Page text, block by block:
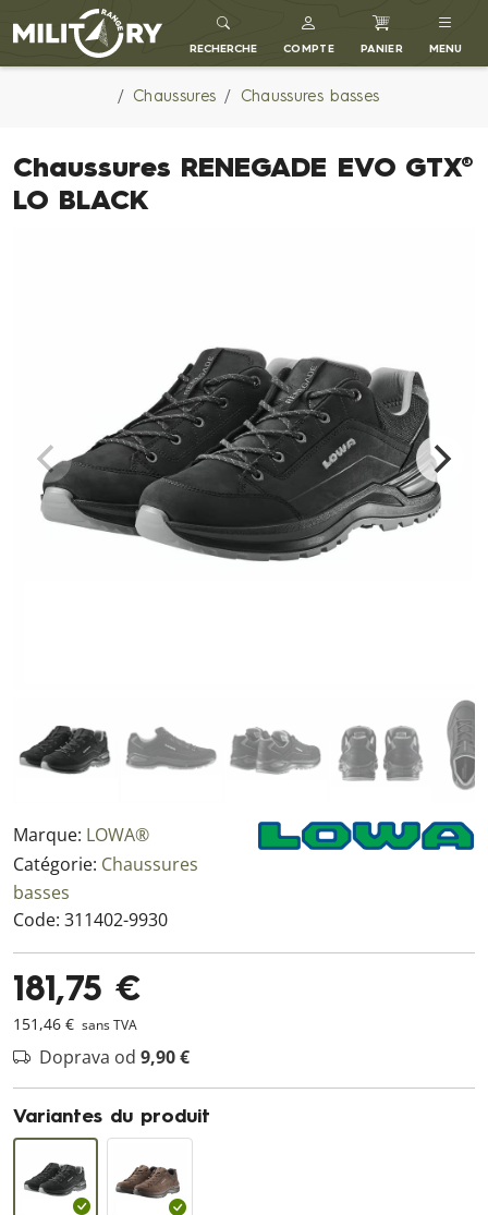
MILITARY RANGE FR
RECHERCHE COMPTE PANIER MENU
Chaussures Chaussures basses
Chaussures RENEGADE EVO GTX®
LO BLACK
Marque: LOWA®
Catégorie: Chaussures
basses
Code: 311402-9930
181,75 €
151,46 € sans TVA
Doprava od 9,90 €
Variantes du produit